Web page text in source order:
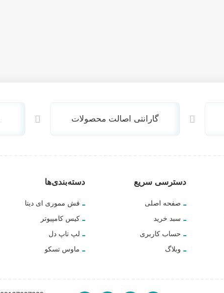
گارانتی اصالت محصولات
دسترسی سریع
صفحه اصلی
سبد خرید
حساب کاربری
وبلاگ
دسته‌بندی‌ها
فش مموری ای دیتا
کیس کامپیوتر
لپ تاپ دل
ماوس تسکو